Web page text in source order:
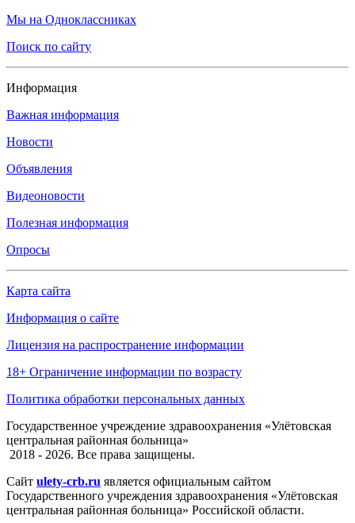
Мы на Одноклассниках
Поиск по сайту
Информация
Важная информация
Новости
Объявления
Видеоновости
Полезная информация
Опросы
Карта сайта
Информация о сайте
Лицензия на распространение информации
18+ Ограничение информации по возрасту
Политика обработки персональных данных
Государственное учреждение здравоохранения «Улётовская
центральная районная больница»
2018 - 2026. Все права защищены.
Сайт ulety-crb.ru является официальным сайтом
Государственного учреждения здравоохранения «Улётовская
центральная районная больница» Российской области.